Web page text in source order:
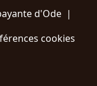
d'Ode |
cookies